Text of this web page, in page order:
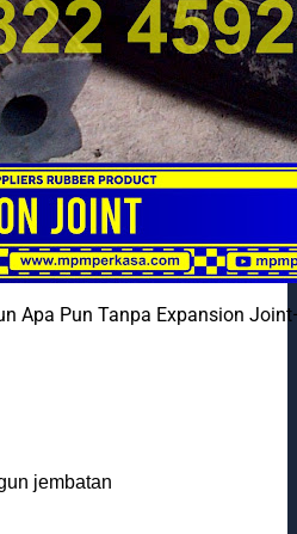
Apa Pun Tanpa Expansion
jembatan